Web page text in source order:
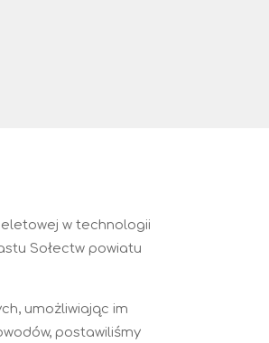
w technologii
Sołectw powiatu
umożliwiając im
postawiliśmy